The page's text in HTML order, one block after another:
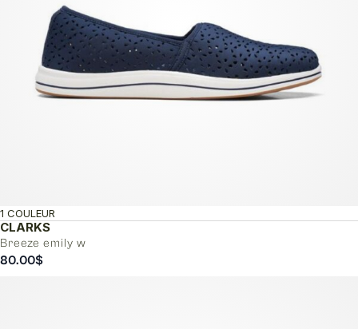
CLARKS
Breeze emily w
1 COULEUR
80.00$